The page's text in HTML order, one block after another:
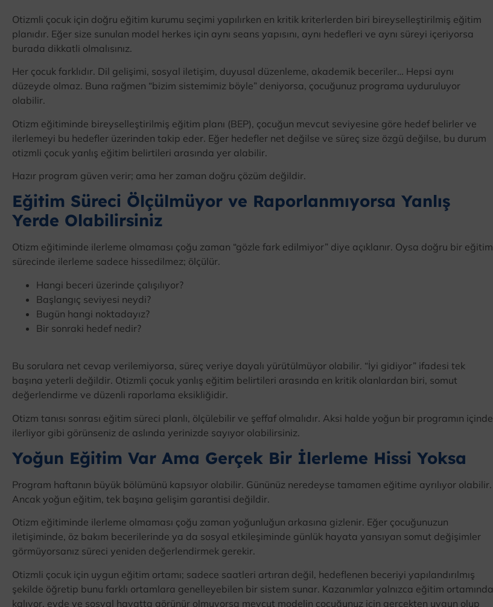
Otizmli çocuk için doğru eğitim kurumu seçimi yapılırken en kritik kriterlerden biri bireyselleştirilmiş eğitim
planıdır. Eğer size sunulan model herkes için aynı seans yapısını, aynı hedefleri ve aynı süreyi içeriyorsa
burada dikkatli olmalısınız.
Her çocuk farklıdır. Dil gelişimi, sosyal iletişim, duyusal düzenleme, akademik beceriler… Hepsi aynı
düzeyde olmaz. Buna rağmen “bizim sistemimiz böyle” deniyorsa, çocuğunuz programa uyduruluyor
olabilir.
Otizm eğitiminde bireyselleştirilmiş eğitim planı (BEP), çocuğun mevcut seviyesine göre hedef belirler ve
ilerlemeyi bu hedefler üzerinden takip eder. Eğer hedefler net değilse ve süreç size özgü değilse, bu durum
otizmli çocuk yanlış eğitim belirtileri arasında yer alabilir.
Hazır program güven verir; ama her zaman doğru çözüm değildir.
Eğitim Süreci Ölçülmüyor ve Raporlanmıyorsa Yanlış
Yerde Olabilirsiniz
Otizm eğitiminde ilerleme olmaması çoğu zaman “gözle fark edilmiyor” diye açıklanır. Oysa doğru bir eğitim
sürecinde ilerleme sadece hissedilmez; ölçülür.
Hangi beceri üzerinde çalışılıyor?
Başlangıç seviyesi neydi?
Bugün hangi noktadayız?
Bir sonraki hedef nedir?
Bu sorulara net cevap verilemiyorsa, süreç veriye dayalı yürütülmüyor olabilir. “İyi gidiyor” ifadesi tek
başına yeterli değildir. Otizmli çocuk yanlış eğitim belirtileri arasında en kritik olanlardan biri, somut
değerlendirme ve düzenli raporlama eksikliğidir.
Otizm tanısı sonrası eğitim süreci planlı, ölçülebilir ve şeffaf olmalıdır. Aksi halde yoğun bir programın içinde
ilerliyor gibi görünseniz de aslında yerinizde sayıyor olabilirsiniz.
Yoğun Eğitim Var Ama Gerçek Bir İlerleme Hissi Yoksa
Program haftanın büyük bölümünü kapsıyor olabilir. Gününüz neredeyse tamamen eğitime ayrılıyor olabilir.
Ancak yoğun eğitim, tek başına gelişim garantisi değildir.
Otizm eğitiminde ilerleme olmaması çoğu zaman yoğunluğun arkasına gizlenir. Eğer çocuğunuzun
iletişiminde, öz bakım becerilerinde ya da sosyal etkileşiminde günlük hayata yansıyan somut değişimler
görmüyorsanız süreci yeniden değerlendirmek gerekir.
Otizmli çocuk için uygun eğitim ortamı; sadece saatleri artıran değil, hedeflenen beceriyi yapılandırılmış
şekilde öğretip bunu farklı ortamlara genelleyebilen bir sistem sunar. Kazanımlar yalnızca eğitim ortamında
kalıyor, evde ve sosyal hayatta görünür olmuyorsa mevcut modelin çocuğunuz için gerçekten uygun olup